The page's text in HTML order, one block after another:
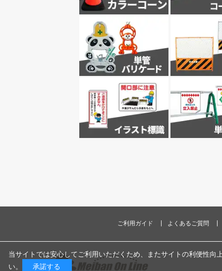
ご利用ガイド よくあるご質問
当サイトでは安心してご利用いただくため、またサイトの利便性
い。
承諾する